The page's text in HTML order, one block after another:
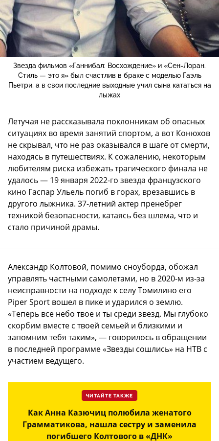
Звезда фильмов «Ганнибал: Восхождение» и «Сен-Лоран.
Стиль — это я» был счастлив в браке с моделью Гаэль
Пьетри, а в свои последние выходные учил сына кататься на
лыжах
Летучая не рассказывала поклонникам об опасных
ситуациях во время занятий спортом, а вот Конюхов
не скрывал, что не раз оказывался в шаге от смерти,
находясь в путешествиях. К сожалению, некоторым
любителям риска избежать трагического финала не
удалось — 19 января 2022-го звезда французского
кино Гаспар Ульель погиб в горах, врезавшись в
другого лыжника. 37-летний актер пренебрег
техникой безопасности, катаясь без шлема, что и
стало причиной драмы.
Александр Колтовой, помимо сноуборда, обожал
управлять частными самолетами, но в 2020-м из-за
неисправности на подходе к селу Томилино его
Piper Sport вошел в пике и ударился о землю.
«Теперь все небо твое и ты среди звезд. Мы глубоко
скорбим вместе с твоей семьей и близкими и
запомним тебя таким», — говорилось в обращении
в последней программе «Звезды сошлись» на НТВ с
участием ведущего.
ЧИТАЙТЕ ТАКЖЕ
Как Анна Казючиц полюбила женатого
Грамматикова, нашла сестру и заменила
погибшего Колтового в «ДНК»